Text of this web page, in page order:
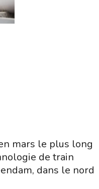
mars le plus long
de train
dans le nord